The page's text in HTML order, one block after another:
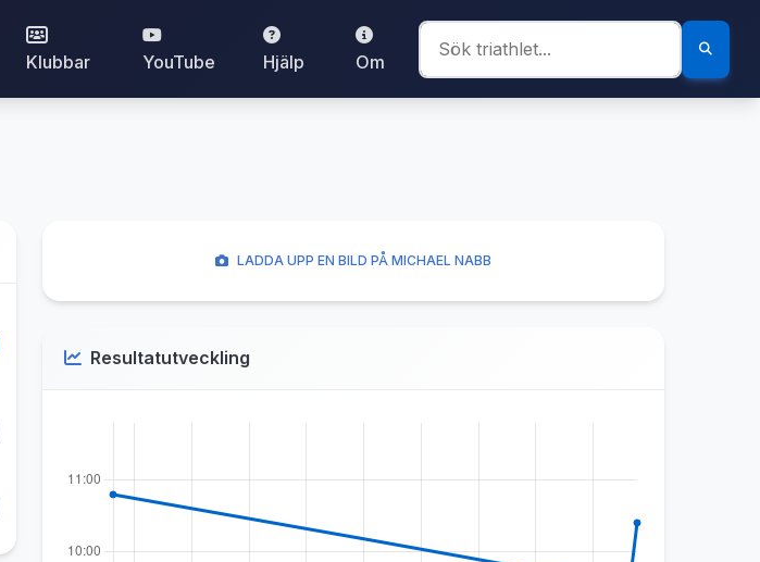
Klubbar YouTube Hjälp Om
LADDA UPP EN BILD PÅ MICHAEL NABB
Resultatutveckling